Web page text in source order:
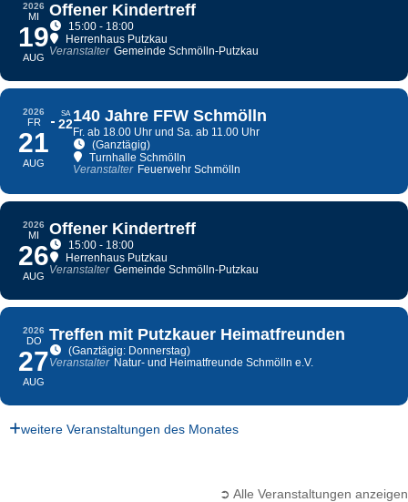
2026
MI
19
AUG
Offener Kindertreff
15:00 - 18:00
Herrenhaus Putzkau
Veranstalter Gemeinde Schmölln-Putzkau
2026
FR
21
AUG
SA
22140 Jahre FFW Schmölln
Fr. ab 18.00 Uhr und Sa. ab 11.00 Uhr
(Ganztägig)
Turnhalle Schmölln
Veranstalter Feuerwehr Schmölln
2026
MI
26
AUG
Offener Kindertreff
15:00 - 18:00
Herrenhaus Putzkau
Veranstalter Gemeinde Schmölln-Putzkau
2026
DO
27
AUG
Treffen mit Putzkauer Heimatfreunden
(Ganztägig: Donnerstag)
Veranstalter Natur- und Heimatfreunde Schmölln e.V.
weitere Veranstaltungen des Monates
➲ Alle Veranstaltungen anzeigen